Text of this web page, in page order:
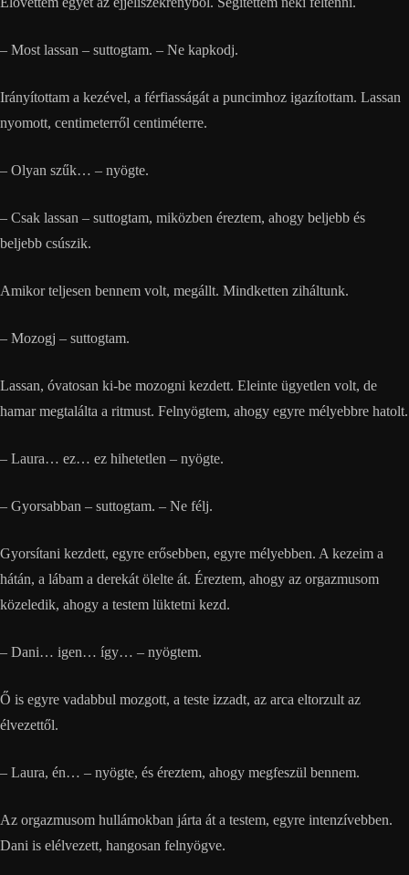
– Most lassan – suttogtam. – Ne kapkodj.
Irányítottam a kezével, a férfiasságát a puncimhoz igazítottam. Lassan
nyomott, centimeterről centiméterre.
– Olyan szűk… – nyögte.
– Csak lassan – suttogtam, miközben éreztem, ahogy beljebb és
beljebb csúszik.
Amikor teljesen bennem volt, megállt. Mindketten ziháltunk.
– Mozogj – suttogtam.
Lassan, óvatosan ki-be mozogni kezdett. Eleinte ügyetlen volt, de
hamar megtalálta a ritmust. Felnyögtem, ahogy egyre mélyebbre hatolt.
– Laura… ez… ez hihetetlen – nyögte.
– Gyorsabban – suttogtam. – Ne félj.
Gyorsítani kezdett, egyre erősebben, egyre mélyebben. A kezeim a
hátán, a lábam a derekát ölelte át. Éreztem, ahogy az orgazmusom
közeledik, ahogy a testem lüktetni kezd.
– Dani… igen… így… – nyögtem.
Ő is egyre vadabbul mozgott, a teste izzadt, az arca eltorzult az
élvezettől.
– Laura, én… – nyögte, és éreztem, ahogy megfeszül bennem.
Az orgazmusom hullámokban járta át a testem, egyre intenzívebben.
Dani is elélvezett, hangosan felnyögve.